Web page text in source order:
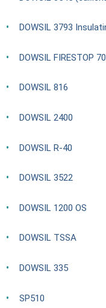
DOWSIL 3793
DOWSIL FIRESTOP
DOWSIL 816
DOWSIL 2400
DOWSIL R-40
DOWSIL 3522
DOWSIL 1200 OS
DOWSIL TSSA
DOWSIL 335
SP510